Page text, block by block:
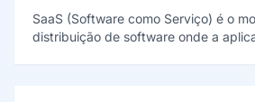
SaaS (Software como Serviço) é o
distribuição de software onde a